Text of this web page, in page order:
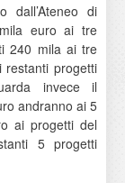
dall’Ateneo di
euro ai tre
240 mila ai tre
progetti
invece il
andranno ai 5
ai progetti del
5 progetti